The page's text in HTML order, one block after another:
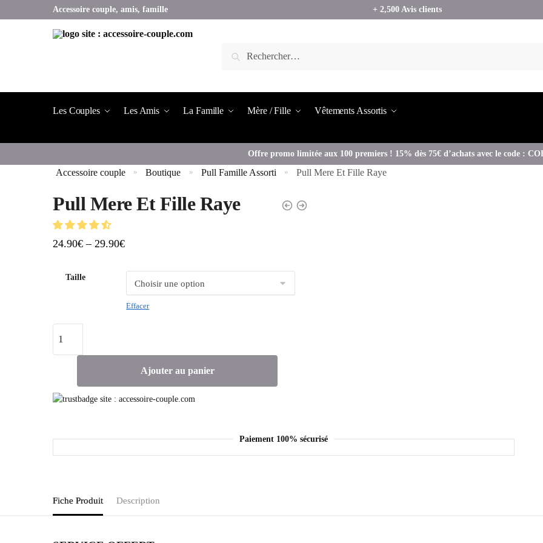
Accessoire couple, amis, famille + 2,500 Avis clients
Les Couples Les Amis La Famille Mère / Fille Vêtements Assortis
Offre promo limitée aux 100 premiers ! 15% dès 75€ d’achats avec le code :
Accessoire couple » Boutique » Pull Famille Assorti » Pull Mere Et Fille Raye
Pull Mere Et Fille Raye
24.90€ – 29.90€
Taille
Effacer
Ajouter au panier
Paiement 100% sécurisé
Fiche Produit Description